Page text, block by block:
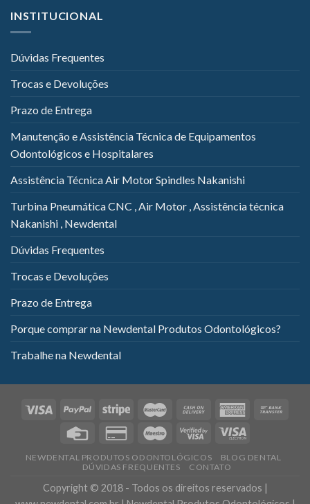
INSTITUCIONAL
Dúvidas Frequentes
Trocas e Devoluções
Prazo de Entrega
Manutenção e Assistência Técnica de Equipamentos
Odontológicos e Hospitalares
Assistência Técnica Air Motor Spindles Nakanishi
Turbina Pneumática CNC , Air Motor , Assistência técnica
Nakanishi , Newdental
Dúvidas Frequentes
Trocas e Devoluções
Prazo de Entrega
Porque comprar na Newdental Produtos Odontológicos?
Trabalhe na Newdental
NEWDENTAL PRODUTOS ODONTOLÓGICOS
BLOG DENTAL
DÚVIDAS FREQUENTES
CONTATO
Copyright © 2018 - Todos os direitos reservados |